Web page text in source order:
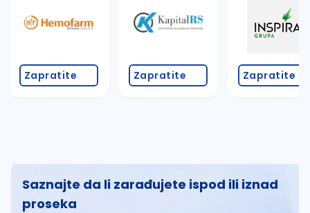
Zapratite Zapratite Zapratite
Saznajte da li zarađujete ispod ili iznad
proseka